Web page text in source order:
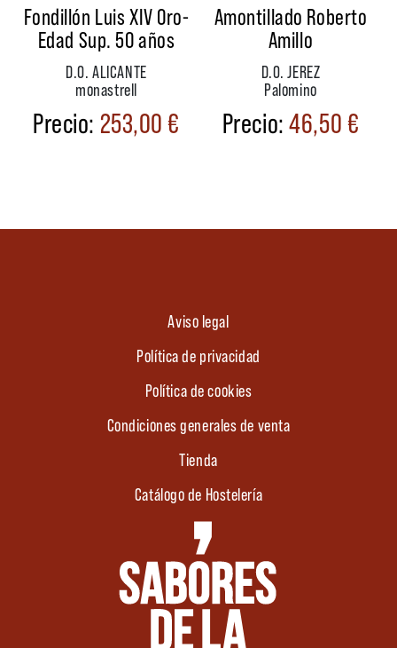
Fondillón Luis XIV Oro-
Edad Sup. 50 años
D.O. ALICANTE
monastrell
253,00€
Amontillado Roberto
Amillo
D.O. JEREZ
Palomino
46,50€
Aviso legal
Política de privacidad
Política de cookies
Condiciones generales de venta
Tienda
Catálogo de Hostelería